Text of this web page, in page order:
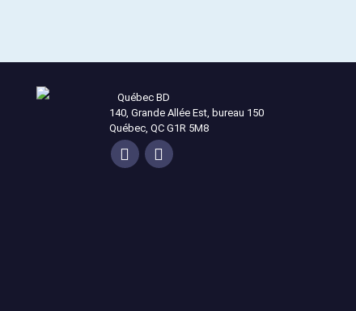
Québec BD
140, Grande Allée Est, bureau 150
Québec, QC G1R 5M8